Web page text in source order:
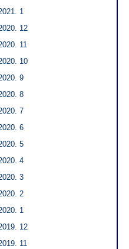
1
12
11
10
9
8
7
6
5
4
3
2
1
12
11